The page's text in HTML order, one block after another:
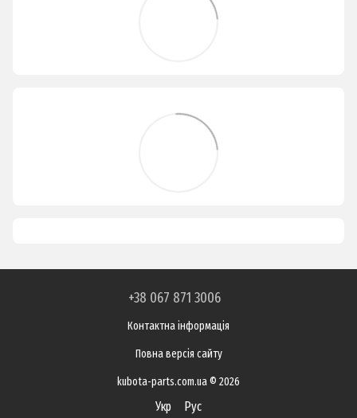
+38 067 871 3006
Контактна інформація
Повна версія сайту
kubota-parts.com.ua © 2026
Укр Рус